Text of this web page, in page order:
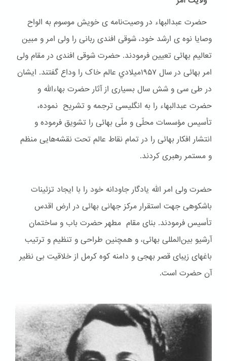
حضرت عبدالبهاء در وصیت‌نامه ی خویش موسوم به الواح
وصایا نوه ی ارشد خود، شوقی افندی ربانی را ولی امر و مبین
تعالیم بهائی تعیین فرمودند. حضرت شوقی افندی در مقام ولی
امر بهائی در سال ۱۹۵۷ميلادي عالم خاک را وداع گفتند. ایشان
در طی سی و شش سال بسیاری از آثار حضرت بهاءالله و
حضرت عبدالبهاء را به انگلیسی ترجمه و تشریح نموده،
تأسیس مؤسسات محلّی و ملّی بهائی را تشویق فرموده و
انتشار افکار بهائی را در تمام نقاط عالم تحت نقشه‌هایی منظم
و مستمر رهبری کردند.
حضرت ولی امر الله یادگار جاودانه خود را با ایجاد تزئینات
باشكوهی جهت استقرار مرکز جهانی بهائی در ارض اقدس
تأسیس فرمودند. بنای مقام مطهر حضرت باب و ساختمان
آرشیو بین‌المللی بهائی، و همچنین طراحی و تنظیم و ترتیب
باغهای زیبای قصر بهجی و دامنه کوه کرمل از خلاقیت بی نظیر
آن حضرت است.